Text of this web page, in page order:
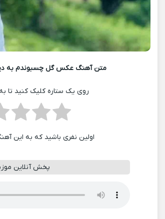
متن آهنگ عکس گل چسبوندم به
روی یک ستاره کلیک کنید تا
اولین نفری باشید که به این
پخش آنلاین